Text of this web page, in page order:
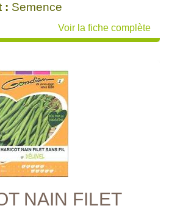
: Semence
Voir la fiche complète
NAIN FILET